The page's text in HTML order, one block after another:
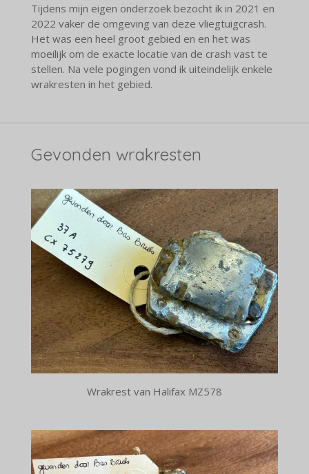
Tijdens mijn eigen onderzoek bezocht ik in 2021 en
2022 vaker de omgeving van deze vliegtuigcrash.
Het was een heel groot gebied en en het was
moeilijk om de exacte locatie van de crash vast te
stellen. Na vele pogingen vond ik uiteindelijk enkele
wrakresten in het gebied.
Gevonden wrakresten
Wrakrest van Halifax MZ578